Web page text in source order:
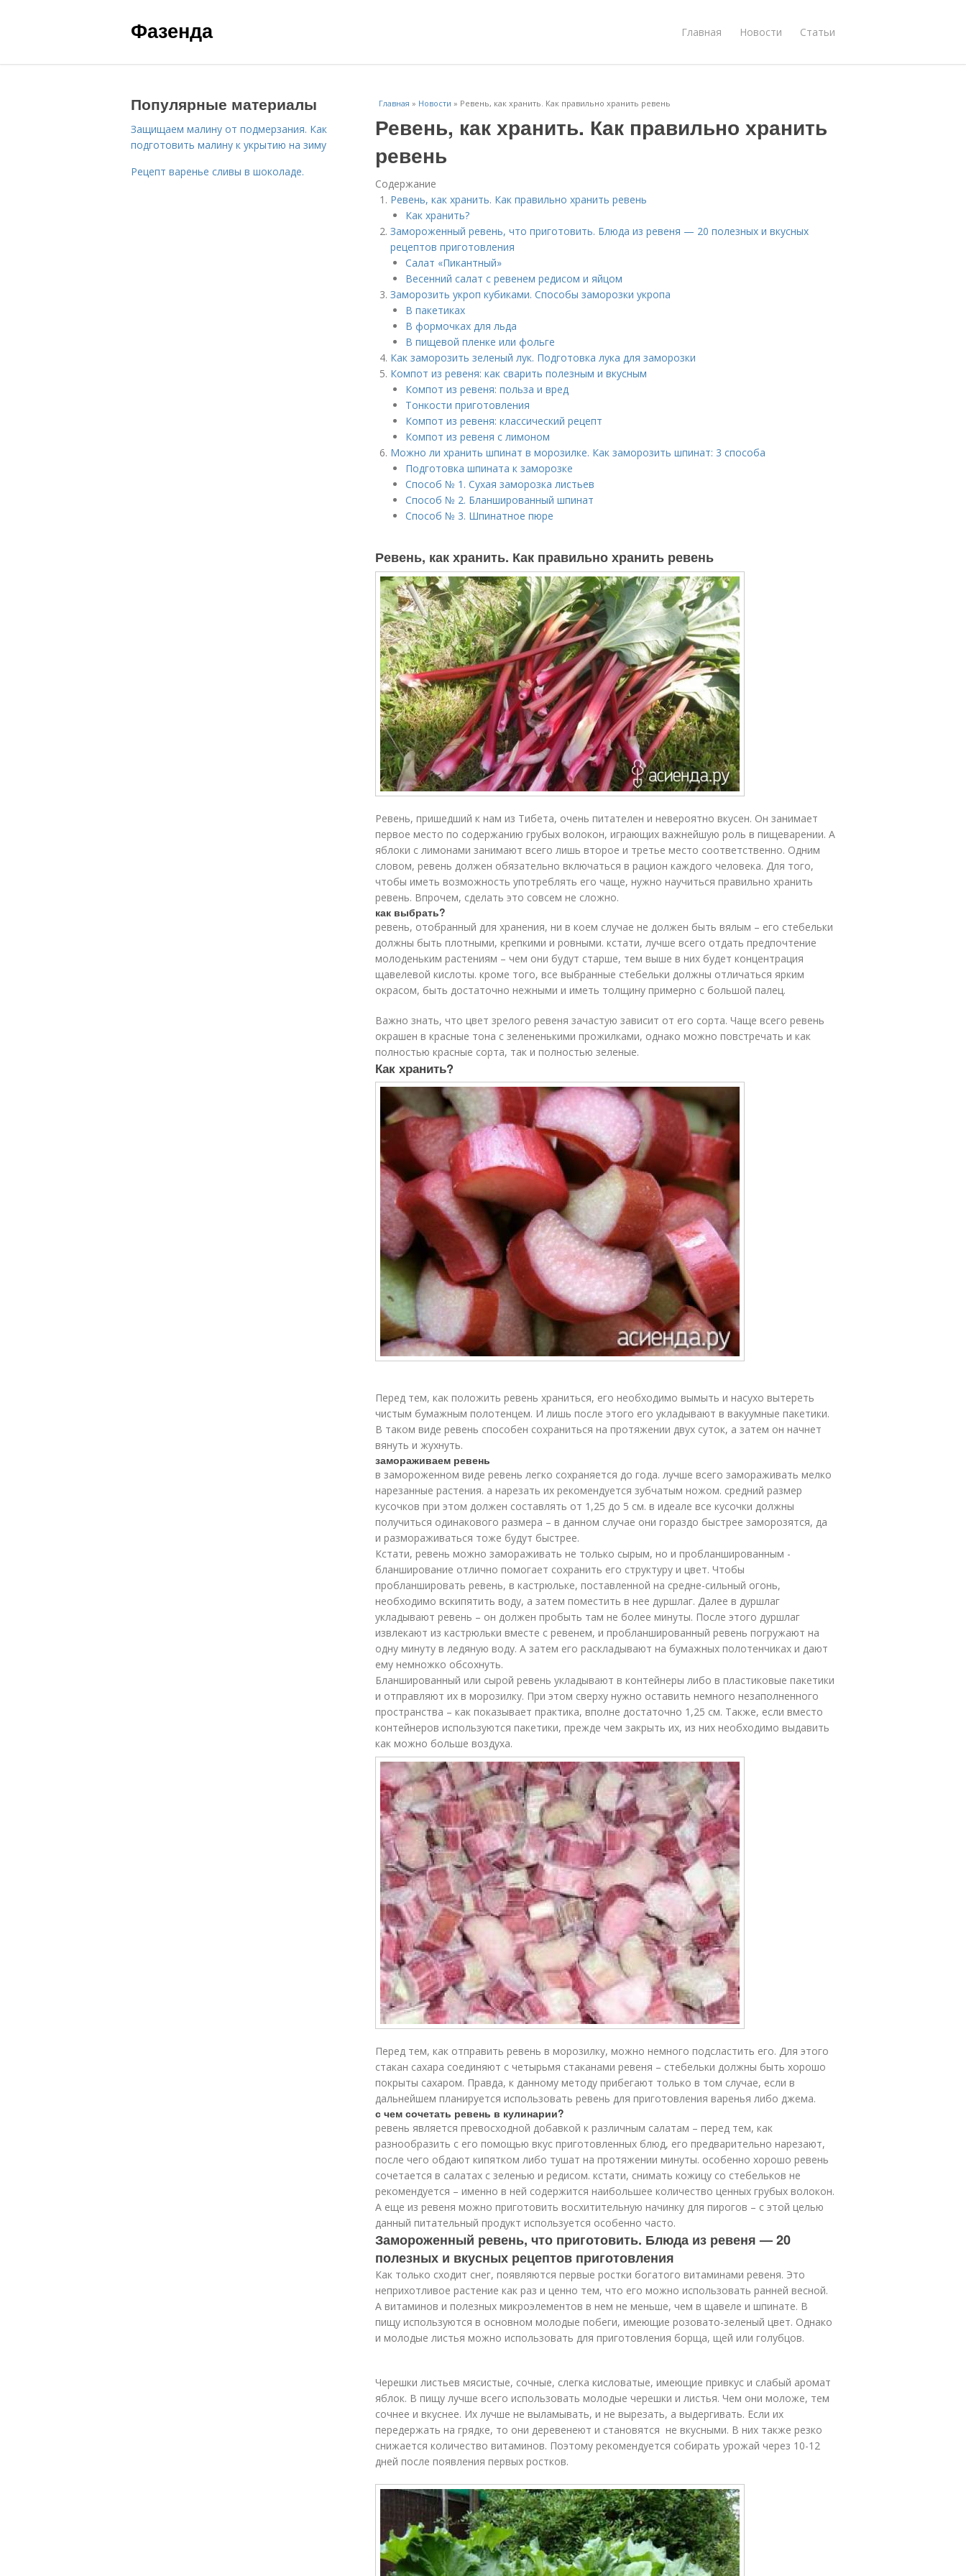
Фазенда Главная Новости Статьи
Главная » Новости » Ревень, как хранить. Как правильно хранить ревень
Ревень, как хранить. Как правильно хранить
ревень
Содержание
Ревень, как хранить. Как правильно хранить ревень
Как хранить?
Замороженный ревень, что приготовить. Блюда из ревеня — 20 полезных и вкусных
рецептов приготовления
Салат «Пикантный»
Весенний салат с ревенем редисом и яйцом
Заморозить укроп кубиками. Способы заморозки укропа
В пакетиках
В формочках для льда
В пищевой пленке или фольге
Как заморозить зеленый лук. Подготовка лука для заморозки
Компот из ревеня: как сварить полезным и вкусным
Компот из ревеня: польза и вред
Тонкости приготовления
Компот из ревеня: классический рецепт
Компот из ревеня с лимоном
Можно ли хранить шпинат в морозилке. Как заморозить шпинат: 3 способа
Подготовка шпината к заморозке
Способ № 1. Сухая заморозка листьев
Способ № 2. Бланшированный шпинат
Способ № 3. Шпинатное пюре
Ревень, как хранить. Как правильно хранить ревень
Ревень, пришедший к нам из Тибета, очень питателен и невероятно вкусен. Он занимает
первое место по содержанию грубых волокон, играющих важнейшую роль в пищеварении. А
яблоки с лимонами занимают всего лишь второе и третье место соответственно. Одним
словом, ревень должен обязательно включаться в рацион каждого человека. Для того,
чтобы иметь возможность употреблять его чаще, нужно научиться правильно хранить
ревень. Впрочем, сделать это совсем не сложно.
как выбрать?
ревень, отобранный для хранения, ни в коем случае не должен быть вялым – его стебельки
должны быть плотными, крепкими и ровными. кстати, лучше всего отдать предпочтение
молоденьким растениям – чем они будут старше, тем выше в них будет концентрация
щавелевой кислоты. кроме того, все выбранные стебельки должны отличаться ярким
окрасом, быть достаточно нежными и иметь толщину примерно с большой палец.
Важно знать, что цвет зрелого ревеня зачастую зависит от его сорта. Чаще всего ревень
окрашен в красные тона с зелененькими прожилками, однако можно повстречать и как
полностью красные сорта, так и полностью зеленые.
Как хранить?
Перед тем, как положить ревень храниться, его необходимо вымыть и насухо вытереть
чистым бумажным полотенцем. И лишь после этого его укладывают в вакуумные пакетики.
В таком виде ревень способен сохраниться на протяжении двух суток, а затем он начнет
вянуть и жухнуть.
замораживаем ревень
в замороженном виде ревень легко сохраняется до года. лучше всего замораживать мелко
нарезанные растения. а нарезать их рекомендуется зубчатым ножом. средний размер
кусочков при этом должен составлять от 1,25 до 5 см. в идеале все кусочки должны
получиться одинакового размера – в данном случае они гораздо быстрее заморозятся, да
и размораживаться тоже будут быстрее.
Кстати, ревень можно замораживать не только сырым, но и пробланшированным -
бланширование отлично помогает сохранить его структуру и цвет. Чтобы
пробланшировать ревень, в кастрюльке, поставленной на средне-сильный огонь,
необходимо вскипятить воду, а затем поместить в нее дуршлаг. Далее в дуршлаг
укладывают ревень – он должен пробыть там не более минуты. После этого дуршлаг
извлекают из кастрюльки вместе с ревенем, и пробланшированный ревень погружают на
одну минуту в ледяную воду. А затем его раскладывают на бумажных полотенчиках и дают
ему немножко обсохнуть.
Бланшированный или сырой ревень укладывают в контейнеры либо в пластиковые пакетики
и отправляют их в морозилку. При этом сверху нужно оставить немного незаполненного
пространства – как показывает практика, вполне достаточно 1,25 см. Также, если вместо
контейнеров используются пакетики, прежде чем закрыть их, из них необходимо выдавить
как можно больше воздуха.
Перед тем, как отправить ревень в морозилку, можно немного подсластить его. Для этого
стакан сахара соединяют с четырьмя стаканами ревеня – стебельки должны быть хорошо
покрыты сахаром. Правда, к данному методу прибегают только в том случае, если в
дальнейшем планируется использовать ревень для приготовления варенья либо джема.
с чем сочетать ревень в кулинарии?
ревень является превосходной добавкой к различным салатам – перед тем, как
разнообразить с его помощью вкус приготовленных блюд, его предварительно нарезают,
после чего обдают кипятком либо тушат на протяжении минуты. особенно хорошо ревень
сочетается в салатах с зеленью и редисом. кстати, снимать кожицу со стебельков не
рекомендуется – именно в ней содержится наибольшее количество ценных грубых волокон.
А еще из ревеня можно приготовить восхитительную начинку для пирогов – с этой целью
данный питательный продукт используется особенно часто.
Замороженный ревень, что приготовить. Блюда из ревеня — 20
полезных и вкусных рецептов приготовления
Как только сходит снег, появляются первые ростки богатого витаминами ревеня. Это
неприхотливое растение как раз и ценно тем, что его можно использовать ранней весной.
А витаминов и полезных микроэлементов в нем не меньше, чем в щавеле и шпинате. В
пищу используются в основном молодые побеги, имеющие розовато-зеленый цвет. Однако
и молодые листья можно использовать для приготовления борща, щей или голубцов.
Черешки листьев мясистые, сочные, слегка кисловатые, имеющие привкус и слабый аромат
яблок. В пищу лучше всего использовать молодые черешки и листья. Чем они моложе, тем
сочнее и вкуснее. Их лучше не выламывать, и не вырезать, а выдергивать. Если их
передержать на грядке, то они деревенеют и становятся не вкусными. В них также резко
снижается количество витаминов. Поэтому рекомендуется собирать урожай через 10-12
дней после появления первых ростков.
Популярные материалы
Защищаем малину от подмерзания. Как
подготовить малину к укрытию на зиму
Рецепт варенье сливы в шоколаде.